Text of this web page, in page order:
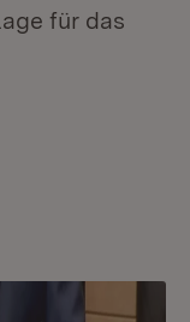
für das